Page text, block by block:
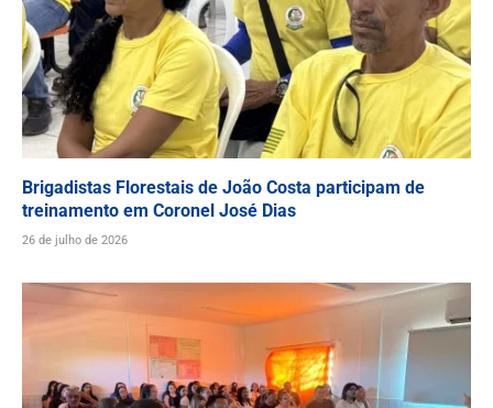
Brigadistas Florestais de João Costa participam de
treinamento em Coronel José Dias
26 de julho de 2026